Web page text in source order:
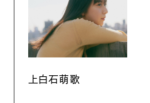
上白石萌歌